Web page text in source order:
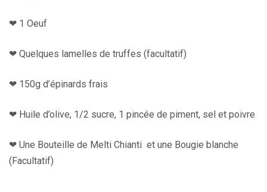
❤︎ 1 Oeuf
❤︎ Quelques lamelles de truffes (facultatif)
❤︎ 150g d’épinards frais
❤︎ Huile d’olive, 1/2 sucre, 1 pincée de piment, sel et poivre
❤︎ Une Bouteille de Melti Chianti et une Bougie blanche
(Facultatif)